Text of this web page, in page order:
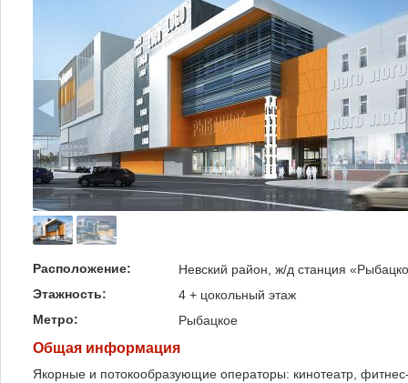
Расположение:
Невский район, ж/д станция
Этажность:
4 + цокольный этаж
Метро:
Рыбацкое
Общая информация
Якорные и потокообразующие операторы: кинотеатр,